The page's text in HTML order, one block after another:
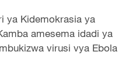
ya Kidemokrasia ya
amesema idadi ya
virusi vya Ebola